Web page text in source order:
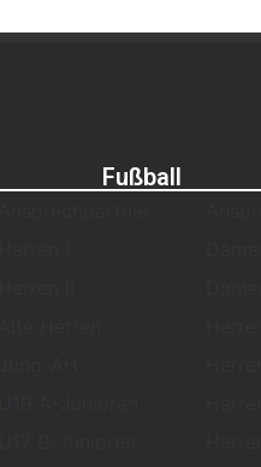
Fußball